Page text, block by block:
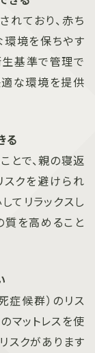
れており、赤ち
環境を保ちやす
生基準で管理で
適な環境を提供
る
とで、親の寝返
スクを避けられ
てリラックスし
質を高めること
症候群）のリス
マットレスを使
スクがあります